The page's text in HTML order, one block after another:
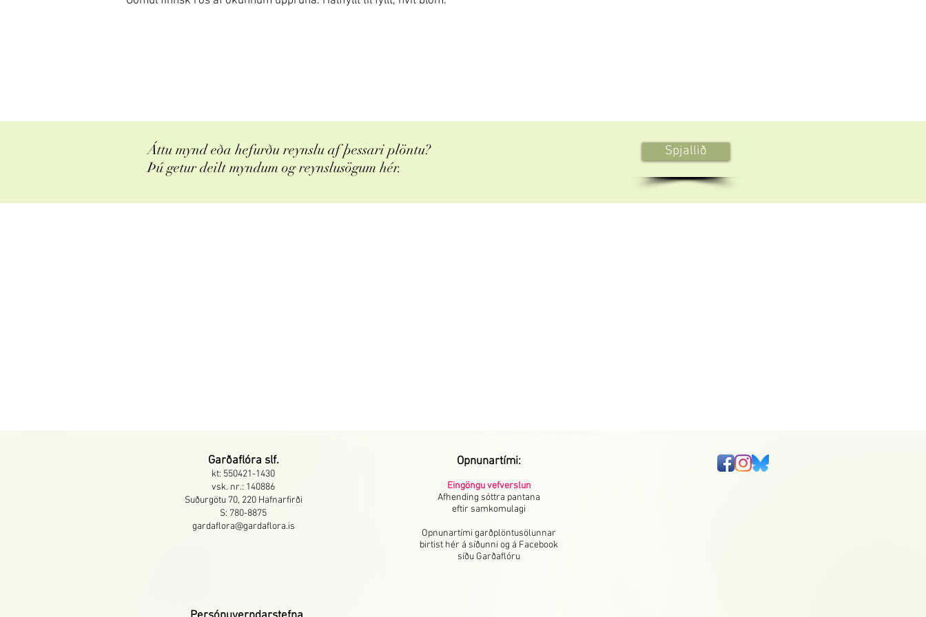
Áttu mynd eða hefurðu reynslu af þessari plöntu?
Þú getur deilt myndum og reynslusögum hér.
Spjallið
Garðaflóra slf.
kt: 550421-1430
vsk. nr.: 140886
Suðurgötu 70, 220 Hafnarfirði
S: 780-8875
gardaflora@gardaflora.is
Opnunartími:
Eingöngu vefverslun
Afhending sóttra pantana
eftir samkomulagi
Opnunartími garðplöntusölunnar
birtist hér á síðunni og á Facebook
síðu Garðaflóru